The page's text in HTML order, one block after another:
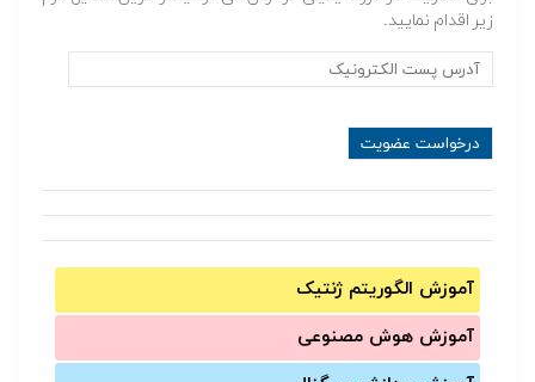
زیر اقدام نمایید.
آموزش الگوریتم ژنتیک
آموزش‌ هوش مصنوعی